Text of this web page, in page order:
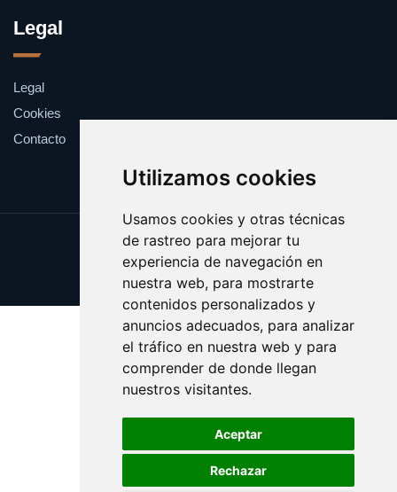
Utilizamos cookies
Usamos cookies y otras técnicas
de rastreo para mejorar tu
experiencia de navegación en
nuestra web, para mostrarte
contenidos personalizados y
anuncios adecuados, para analizar
el tráfico en nuestra web y para
comprender de donde llegan
nuestros visitantes.
Aceptar
Rechazar
Legal
Legal
Cookies
Contacto
Update cookies preferences
Copyright © 2025 catalanes.org